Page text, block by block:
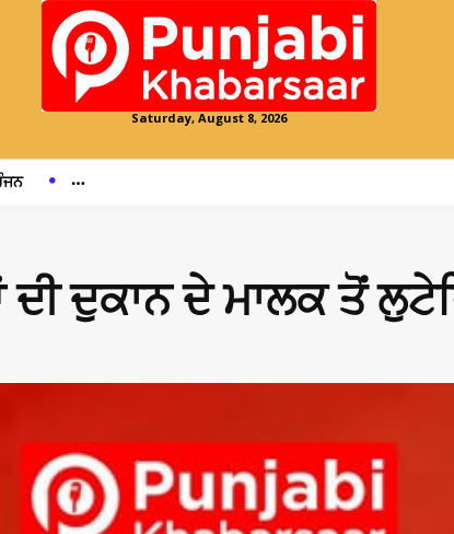
Saturday, August 8, 2026
ਦੀ ਦੁਕਾਨ ਦੇ ਮਾਲਕ ਤੋਂ